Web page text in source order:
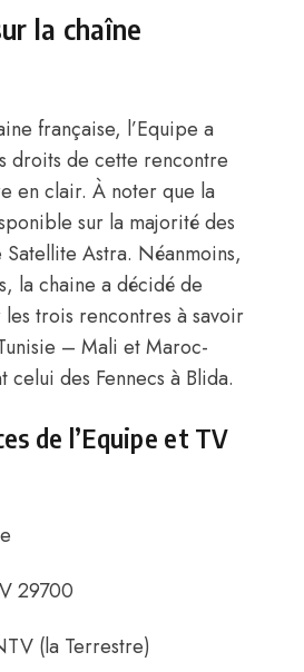
la chaîne
française, l’Equipe a
droits de cette rencontre
en clair. À noter que la
sur la majorité des
Astra. Néanmoins,
la chaine a décidé de
trois rencontres à savoir
– Mali et Maroc-
celui des Fennecs à Blida.
de l’Equipe et TV
29700
(la Terrestre)